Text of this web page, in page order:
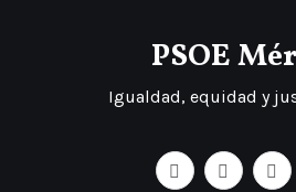
PSOE
Igualdad, equidad y